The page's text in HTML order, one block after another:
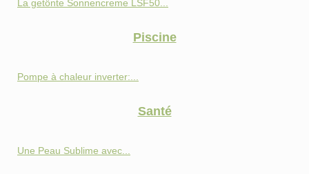
La getönte Sonnencreme LSF50...
Piscine
Pompe à chaleur inverter:...
Santé
Une Peau Sublime avec...